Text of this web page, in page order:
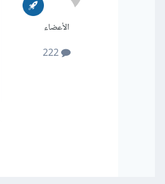
الأعضاء
222